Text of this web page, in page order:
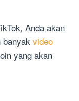
Anda akan
banyak video
yang akan